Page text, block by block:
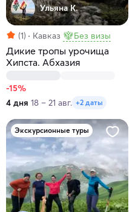
Ульяна К.
(1) Кавказ Без визы
Дикие тропы урочища
Хипста. Абхазия
-15%
4 дня 18 – 21 авг. +2 даты
Экскурсионные туры